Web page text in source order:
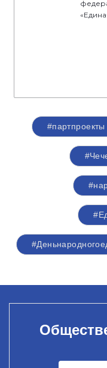
#партпроекты